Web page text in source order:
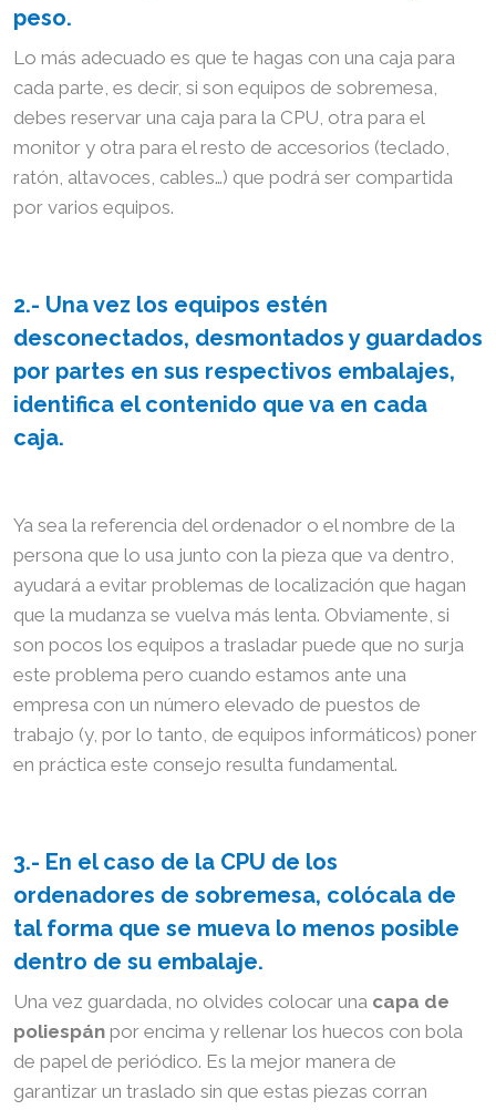
peso.
Lo más adecuado es que te hagas con una caja para
cada parte, es decir, si son equipos de sobremesa,
debes reservar una caja para la CPU, otra para el
monitor y otra para el resto de accesorios (teclado,
ratón, altavoces, cables…) que podrá ser compartida
por varios equipos.
2.- Una vez los equipos estén
desconectados, desmontados y guardados
por partes en sus respectivos embalajes,
identifica el contenido que va en cada
caja.
Ya sea la referencia del ordenador o el nombre de la
persona que lo usa junto con la pieza que va dentro,
ayudará a evitar problemas de localización que hagan
que la mudanza se vuelva más lenta. Obviamente, si
son pocos los equipos a trasladar puede que no surja
este problema pero cuando estamos ante una
empresa con un número elevado de puestos de
trabajo (y, por lo tanto, de equipos informáticos) poner
en práctica este consejo resulta fundamental.
3.- En el caso de la CPU de los
ordenadores de sobremesa, colócala de
tal forma que se mueva lo menos posible
dentro de su embalaje.
Una vez guardada, no olvides colocar una capa de
poliespán por encima y rellenar los huecos con bola
de papel de periódico. Es la mejor manera de
garantizar un traslado sin que estas piezas corran